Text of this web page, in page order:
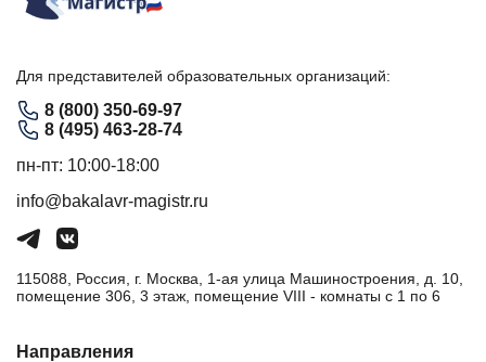
Для представителей образовательных организаций:
8 (800) 350-69-97
8 (495) 463-28-74
пн-пт: 10:00-18:00
info@bakalavr-magistr.ru
115088, Россия, г. Москва, 1-ая улица Машиностроения, д. 10,
помещение 306, 3 этаж, помещение VIII - комнаты с 1 по 6
Направления